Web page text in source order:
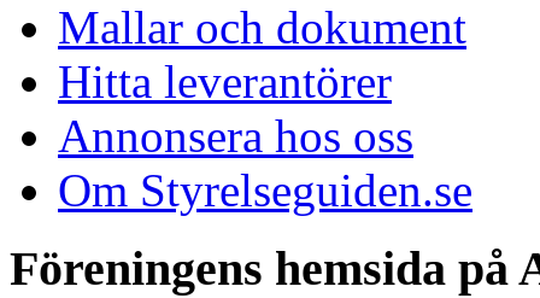
Mallar och dokument
Hitta leverantörer
Annonsera hos oss
Om Styrelseguiden.se
Föreningens hemsida på